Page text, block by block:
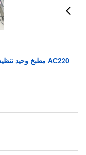
AC220 مطبخ وحيد تنظيف آلة مع درابزين ، تنظيف بالماء إلى أستراليا